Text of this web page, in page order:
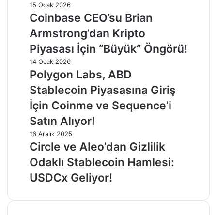
15 Ocak 2026
Coinbase CEO’su Brian
Armstrong’dan Kripto
Piyasası İçin “Büyük” Öngörü!
14 Ocak 2026
Polygon Labs, ABD
Stablecoin Piyasasına Giriş
İçin Coinme ve Sequence’i
Satın Alıyor!
16 Aralık 2025
Circle ve Aleo’dan Gizlilik
Odaklı Stablecoin Hamlesi:
USDCx Geliyor!